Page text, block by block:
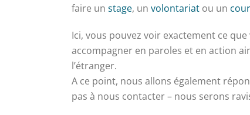
faire un stage, un volontariat ou un
Ici, vous pouvez voir exactement ce
accompagner en paroles et en action
l’étranger.
A ce point, nous allons également
pas à nous contacter – nous serons